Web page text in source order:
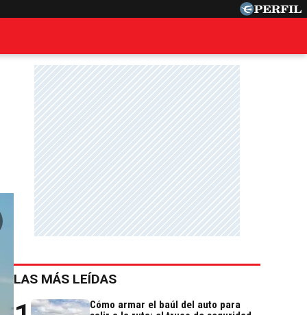
LAS MÁS LEÍDAS
Cómo armar el baúl del auto para